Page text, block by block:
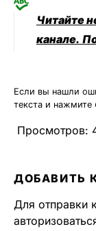
Читайте
канале.
Если вы нашли
текста и нажмите
Просмотров:
ДОБАВИТЬ
Для отправки